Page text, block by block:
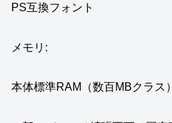
PS互換フォント
メモリ:
本体標準RAM（数百MBクラス）